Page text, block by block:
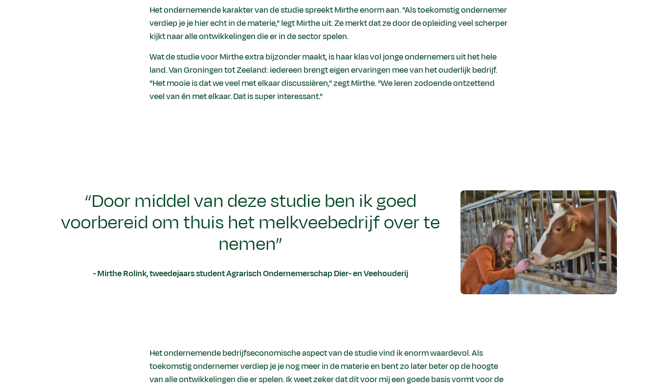
Het ondernemende karakter van de studie spreekt Mirthe enorm aan. "Als toekomstig ondernemer
verdiep je je hier echt in de materie," legt Mirthe uit. Ze merkt dat ze door de opleiding veel scherper
kijkt naar alle ontwikkelingen die er in de sector spelen.
Wat de studie voor Mirthe extra bijzonder maakt, is haar klas vol jonge ondernemers uit het hele
land. Van Groningen tot Zeeland: iedereen brengt eigen ervaringen mee van het ouderlijk bedrijf.
"Het mooie is dat we veel met elkaar discussiëren," zegt Mirthe. "We leren zodoende ontzettend
veel van én met elkaar. Dat is super interessant."
“Door middel van deze studie ben ik goed
voorbereid om thuis het melkveebedrijf over te
nemen”
Mirthe Rolink, tweedejaars student Agrarisch Ondernemerschap Dier- en Veehouderij
Het ondernemende bedrijfseconomische aspect van de studie vind ik enorm waardevol. Als
toekomstig ondernemer verdiep je je nog meer in de materie en bent zo later beter op de hoogte
van alle ontwikkelingen die er spelen. Ik weet zeker dat dit voor mij een goede basis vormt voor de